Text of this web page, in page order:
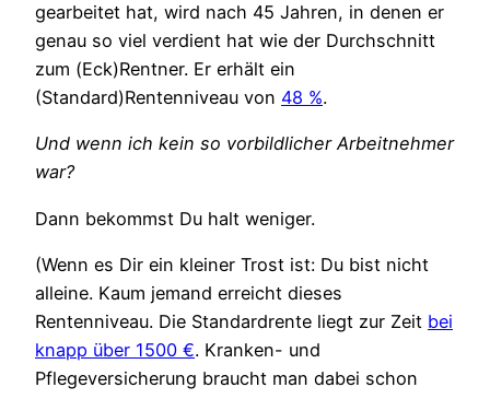
gearbeitet hat, wird nach 45 Jahren, in denen er
genau so viel verdient hat wie der Durchschnitt
zum (Eck)Rentner. Er erhält ein
(Standard)Rentenniveau von 48 %.
Und wenn ich kein so vorbildlicher Arbeitnehmer
war?
Dann bekommst Du halt weniger.
(Wenn es Dir ein kleiner Trost ist: Du bist nicht
alleine. Kaum jemand erreicht dieses
Rentenniveau. Die Standardrente liegt zur Zeit bei
knapp über 1500 €. Kranken- und
Pflegeversicherung braucht man dabei schon